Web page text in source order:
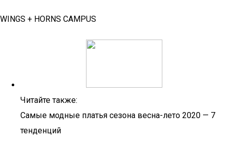
WINGS + HORNS CAMPUS
Читайте также:
Самые модные платья сезона весна-лето 2020 — 7
тенденций